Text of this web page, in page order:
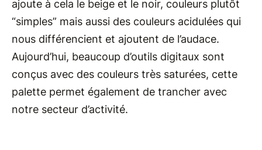
ajoute à cela le beige et le noir, couleurs plutôt
“simples” mais aussi des couleurs acidulées qui
nous différencient et ajoutent de l’audace.
Aujourd’hui, beaucoup d’outils digitaux sont
conçus avec des couleurs très saturées, cette
palette permet également de trancher avec
notre secteur d’activité.